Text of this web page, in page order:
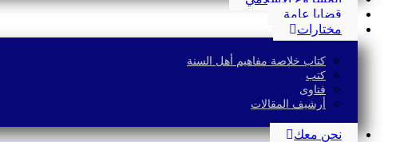
قضايا عامة
مختارات
كتاب خلاصة مفاهيم أهل السنة
كتب
فتاوى
أرشيف المقالات
نحن معك